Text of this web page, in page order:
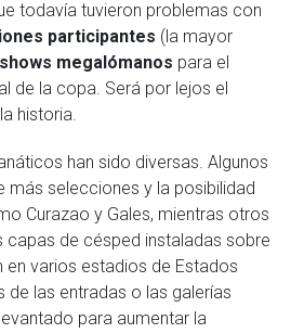
todavía tuvieron problemas con
participantes (la mayor
shows megalómanos para el
de la copa. Será por lejos el
historia.
han sido diversas. Algunos
más selecciones y la posibilidad
Curazao y Gales, mientras otros
capas de césped instaladas sobre
varios estadios de Estados
de las entradas o las galerías
para aumentar la